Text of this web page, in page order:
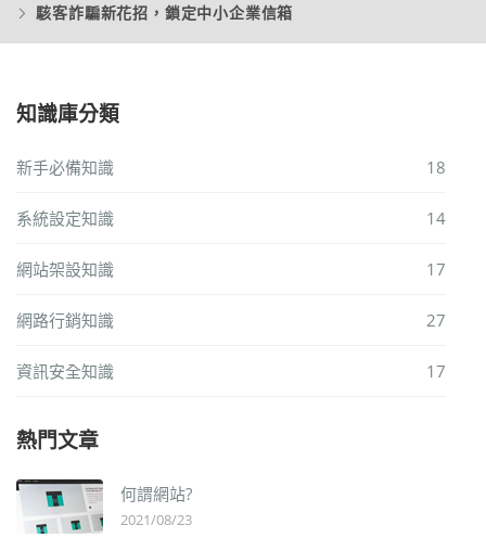
駭客詐騙新花招，鎖定中小企業信箱
知識庫分類
新手必備知識 18
系統設定知識 14
網站架設知識 17
網路行銷知識 27
資訊安全知識 17
熱門文章
何謂網站?
2021/08/23